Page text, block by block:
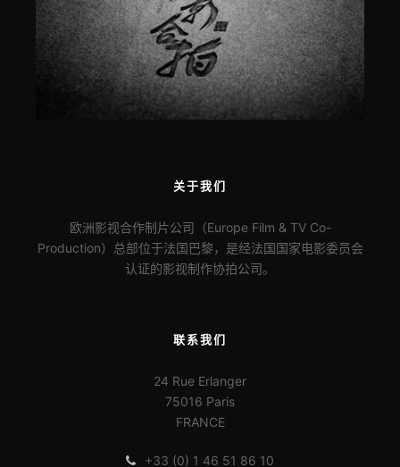
关于我们
欧洲影视合作制片公司（Europe Film & TV Co-
Production）总部位于法国巴黎，是经法国国家电影委员会
认证的影视制作协拍公司。
联系我们
24 Rue Erlanger
75016 Paris
FRANCE
+33 (0) 1 46 51 86 10